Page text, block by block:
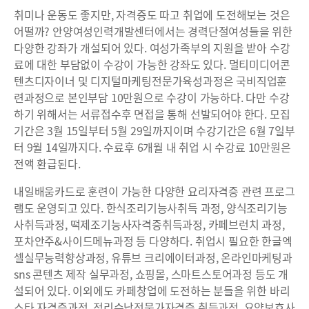
취미나 운동도 좋지만, 자격증도 따고 취업에 도전해보는 것은
어떨까? 안양여성인력개발센터에서는 경력단절여성들을 위한
다양한 강좌가 개설되어 있다. 여성가족부의 지원을 받아 수강
료에 대한 부담없이 수강이 가능한 강좌도 있다. 멀티미디어콘
텐츠디자이너 및 디지털마케팅전문가육성과정은 국비직업훈
련과정으로 본인부담 10만원으로 수강이 가능하다. 다만 수강
하기 위해서는 서류접수후 면접을 통해 선발되어야 한다. 모집
기간은 3월 15일부터 5월 29일까지이며 수강기간은 6월 7일부
터 9월 14일까지다. 수료후 6개월 내 취업 시 수강료 10만원은
전액 환급된다.
내일배움카드로 훈련이 가능한 다양한 요리자격증 관련 프로그
램도 운영되고 있다. 한식조리기능사취득 과정, 양식조리기능
사취득과정, 떡제조기능사자격증취득과정, 카페브런치 과정,
포차안주&사이드메뉴과정 등 다양하다. 취업시 필요한 한글엑
셀실무능력향상과정, 유튜브 크리에이터과정, 온라인마케팅과
sns 콘텐츠 제작 실무과정, 쇼핑몰, 스마트스토어과정 등도 개
설되어 있다. 이외에도 카페창업에 도전하는 분들을 위한 바리